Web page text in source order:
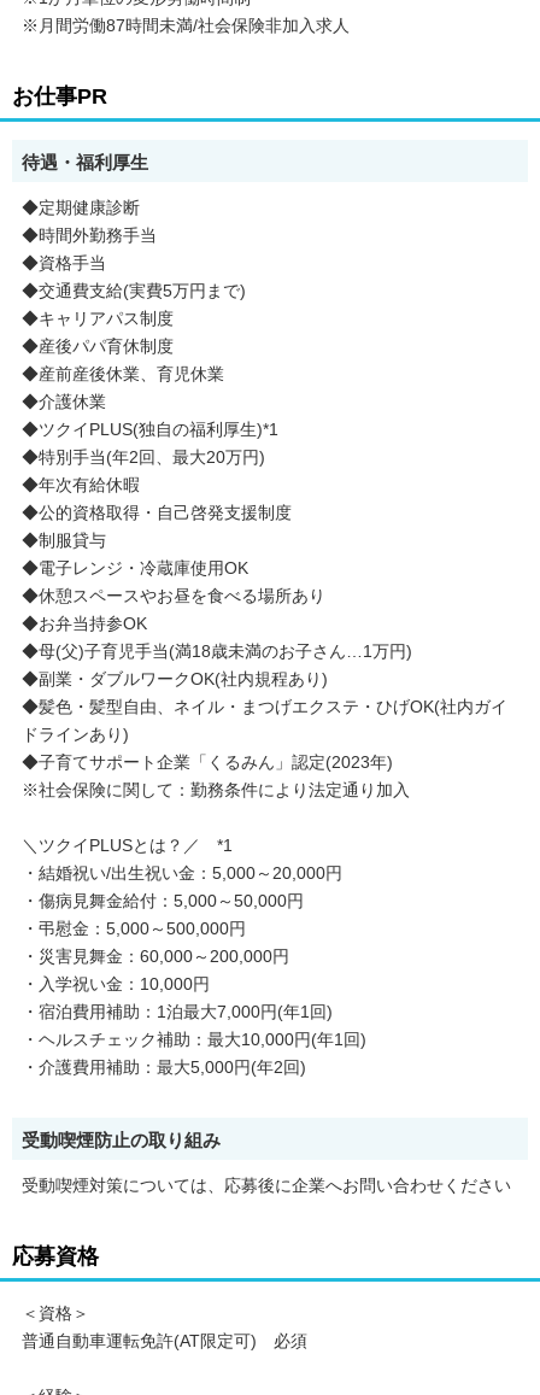
※月間労働87時間未満/社会保険非加入求人
お仕事PR
待遇・福利厚生
◆定期健康診断
◆時間外勤務手当
◆資格手当
◆交通費支給(実費5万円まで)
◆キャリアパス制度
◆産後パパ育休制度
◆産前産後休業、育児休業
◆介護休業
◆ツクイPLUS(独自の福利厚生)*1
◆特別手当(年2回、最大20万円)
◆年次有給休暇
◆公的資格取得・自己啓発支援制度
◆制服貸与
◆電子レンジ・冷蔵庫使用OK
◆休憩スペースやお昼を食べる場所あり
◆お弁当持参OK
◆母(父)子育児手当(満18歳未満のお子さん…1万円)
◆副業・ダブルワークOK(社内規程あり)
◆髪色・髪型自由、ネイル・まつげエクステ・ひげOK(社内ガイ
ドラインあり)
◆子育てサポート企業「くるみん」認定(2023年)
※社会保険に関して：勤務条件により法定通り加入
＼ツクイPLUSとは？／ *1
・結婚祝い/出生祝い金：5,000～20,000円
・傷病見舞金給付：5,000～50,000円
・弔慰金：5,000～500,000円
・災害見舞金：60,000～200,000円
・入学祝い金：10,000円
・宿泊費用補助：1泊最大7,000円(年1回)
・ヘルスチェック補助：最大10,000円(年1回)
・介護費用補助：最大5,000円(年2回)
受動喫煙防止の取り組み
受動喫煙対策については、応募後に企業へお問い合わせください
応募資格
＜資格＞
普通自動車運転免許(AT限定可) 必須